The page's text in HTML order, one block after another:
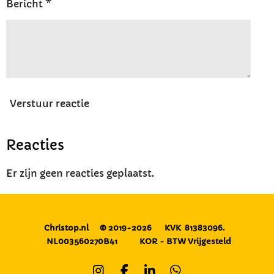
Bericht *
Verstuur reactie
Reacties
Er zijn geen reacties geplaatst.
Christop.nl © 2019-2026
KVK 81383096.
NL003560270B41 KOR - BTW Vrijgesteld